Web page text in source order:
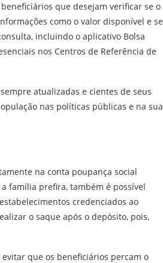
que desejam verificar se o
como o valor disponível e se
incluindo o aplicativo Bolsa
nos Centros de Referência de
atualizadas e cientes de seus
nas políticas públicas e na sua
na conta poupança social
família prefira, também é possível
credenciados ao
o saque após o depósito, pois,
que os beneficiários percam o